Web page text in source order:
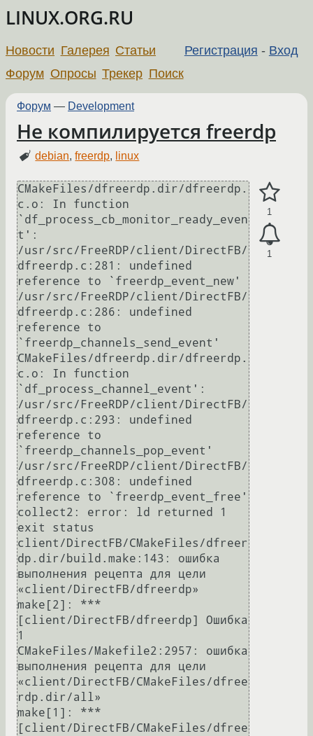
LINUX.ORG.RU
Регистрация - Вход
Новости Галерея Статьи
Форум Опросы Трекер Поиск
Форум — Development
Не компилируется freerdp
debian,freerdp, linux
1
1
CMakeFiles/dfreerdp.dir/dfreerdp.
c.o: In function
`df_process_cb_monitor_ready_even
t':
/usr/src/FreeRDP/client/DirectFB/
dfreerdp.c:281: undefined
reference to `freerdp_event_new'
/usr/src/FreeRDP/client/DirectFB/
dfreerdp.c:286: undefined
reference to
`freerdp_channels_send_event'
CMakeFiles/dfreerdp.dir/dfreerdp.
c.o: In function
`df_process_channel_event':
/usr/src/FreeRDP/client/DirectFB/
dfreerdp.c:293: undefined
reference to
`freerdp_channels_pop_event'
/usr/src/FreeRDP/client/DirectFB/
dfreerdp.c:308: undefined
reference to `freerdp_event_free'
collect2: error: ld returned 1
exit status
client/DirectFB/CMakeFiles/dfreer
dp.dir/build.make:143: ошибка
выполнения рецепта для цели
«client/DirectFB/dfreerdp»
make[2]: ***
[client/DirectFB/dfreerdp] Ошибка
1
CMakeFiles/Makefile2:2957: ошибка
выполнения рецепта для цели
«client/DirectFB/CMakeFiles/dfree
rdp.dir/all»
make[1]: ***
[client/DirectFB/CMakeFiles/dfree